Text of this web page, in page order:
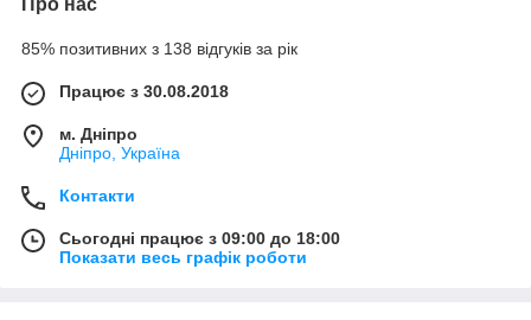
Про нас
85% позитивних з 138 відгуків за рік
Працює з 30.08.2018
м. Дніпро
Дніпро, Україна
Контакти
Сьогодні працює з 09:00 до 18:00
Показати весь графік роботи